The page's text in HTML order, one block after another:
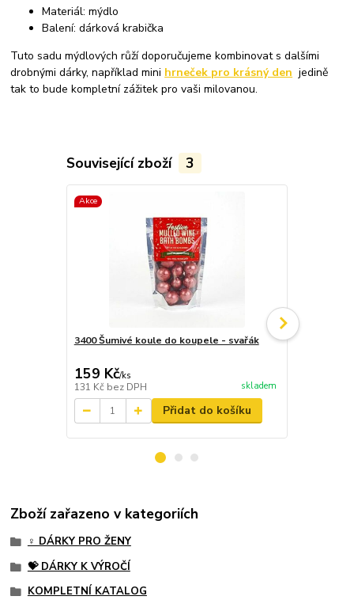
Materiál: mýdlo
Balení: dárková krabička
Tuto sadu mýdlových růží doporučujeme kombinovat s dalšími
drobnými dárky, například mini hrneček pro krásný den jedině
tak to bude kompletní zážitek pro vaši milovanou.
Související zboží 3
Akce
3400 Šumivé koule do koupele - svařák
159 Kč/ks
131 Kč bez DPH skladem
Přidat do košíku
Zboží zařazeno v kategoriích
♀️ DÁRKY PRO ŽENY
💝 DÁRKY K VÝROČÍ
KOMPLETNÍ KATALOG